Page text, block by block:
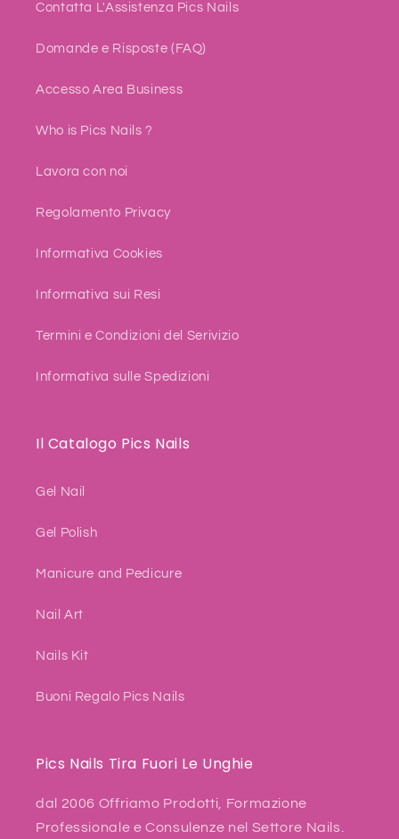
Contatta L'Assistenza Pics Nails
Domande e Risposte (FAQ)
Accesso Area Business
Who is Pics Nails ?
Lavora con noi
Regolamento Privacy
Informativa Cookies
Informativa sui Resi
Termini e Condizioni del Serivizio
Informativa sulle Spedizioni
Il Catalogo Pics Nails
Gel Nail
Gel Polish
Manicure and Pedicure
Nail Art
Nails Kit
Buoni Regalo Pics Nails
Pics Nails Tira Fuori Le Unghie
dal 2006 Offriamo Prodotti, Formazione
Professionale e Consulenze nel Settore Nails.